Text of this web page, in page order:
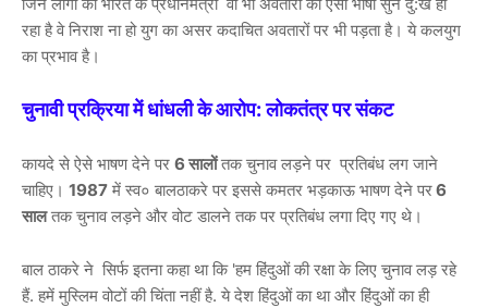
रहा है वे निराश ना हो युग का असर कदाचित अवतारों पर भी पड़ता है। ये कलयुग
का प्रभाव है।
चुनावी प्रक्रिया में धांधली के आरोप: लोकतंत्र पर संकट
कायदे से ऐसे भाषण देने पर 6 सालोंतक चुनाव लड़ने पर प्रतिबंध लग जाने
चाहिए। 1987 में स्व० बालठाकरे पर इससे कमतर भड़काऊ भाषण देने पर6
सालतक चुनाव लड़ने और वोट डालने तक पर प्रतिबंध लगा दिए गए थे।
बाल ठाकरे ने सिर्फ इतना कहा था कि 'हम हिंदुओं की रक्षा के लिए चुनाव लड़ रहे
हैं. हमें मुस्लिम वोटों की चिंता नहीं है. ये देश हिंदुओं का था और हिंदुओं का ही